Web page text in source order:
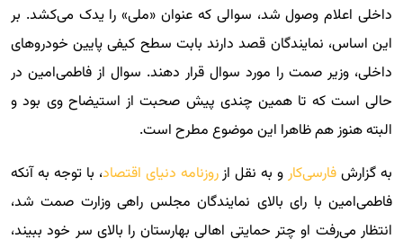
داخلی اعلام وصول شد، سوالی که عنوان «ملی» را یدک می‌کشد. بر
این اساس، نمایندگان قصد دارند بابت سطح کیفی پایین خودروهای
داخلی، وزیر صمت را مورد سوال قرار دهند. سوال از فاطمی‌امین در
حالی است که تا همین چندی پیش صحبت از استیضاح وی بود و
البته هنوز هم ظاهرا این موضوع مطرح است.
به گزارش فارسی‌کارو به نقل ازروزنامه دنیای اقتصاد، با توجه به آنکه
فاطمی‌امین با رای بالای نمایندگان مجلس راهی وزارت صمت شد،
انتظار می‌رفت او چتر حمایتی اهالی بهارستان را بالای سر خود ببیند،